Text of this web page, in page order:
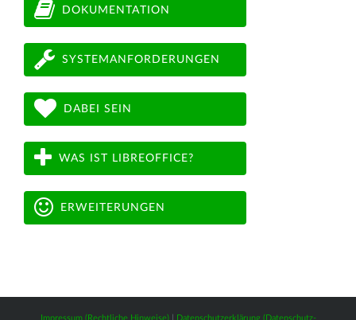
DOKUMENTATION
SYSTEMANFORDERUNGEN
DABEI SEIN
WAS IST LIBREOFFICE?
ERWEITERUNGEN
Impressum (Rechtliche Hinweise)| Datenschutzerklärung (Datenschutz-